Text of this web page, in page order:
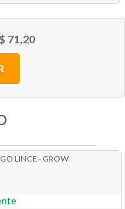
71,20
LINCE - GROW